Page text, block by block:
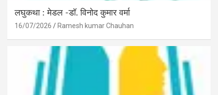
लघुकथा : मेडल -डॉ. विनोद कुमार वर्मा
16/07/2026 Ramesh kumar Chauhan